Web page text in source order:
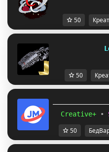
50
50
Creative+
•
50